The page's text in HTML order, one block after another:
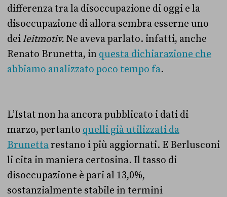
differenza tra la disoccupazione di oggi e la
disoccupazione di allora sembra esserne uno
deileitmotiv. Ne aveva parlato. infatti, anche
Renato Brunetta, in questa dichiarazione che
abbiamo analizzato poco tempo fa.
L’Istat non ha ancora pubblicato i dati di
marzo, pertanto quelli già utilizzati da
Brunettarestano i più aggiornati. E Berlusconi
li cita in maniera certosina. Il tasso di
disoccupazione è pari al 13,0%,
sostanzialmente stabile in termini